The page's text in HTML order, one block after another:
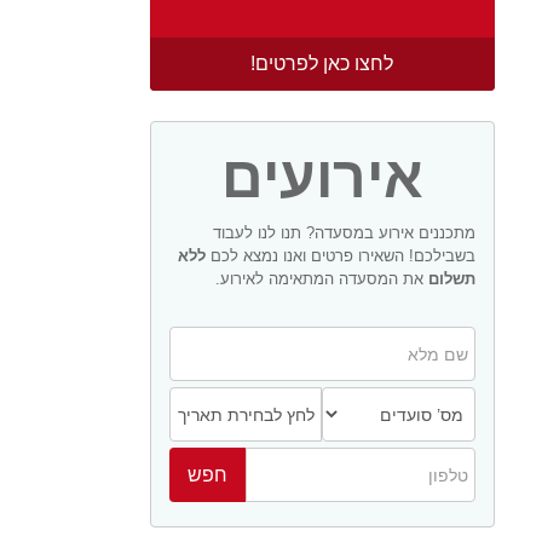
לחצו כאן לפרטים!
אירועים
מתכננים אירוע במסעדה? תנו לנו לעבוד
בשבילכם! השאירו פרטים ואנו נמצא לכם ללא
תשלום את המסעדה המתאימה לאירוע.